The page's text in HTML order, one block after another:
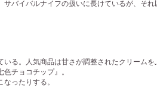
バイバルナイフの扱いに長けているが、それ
る。人気商品は甘さが調整されたクリームを
チョコチップ』。
ったりする。